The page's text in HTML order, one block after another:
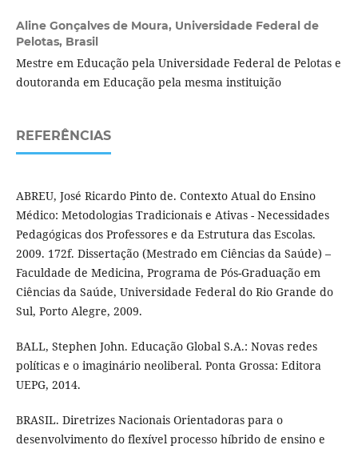
Aline Gonçalves de Moura, Universidade Federal de
Pelotas, Brasil
Mestre em Educação pela Universidade Federal de Pelotas e
doutoranda em Educação pela mesma instituição
REFERÊNCIAS
ABREU, José Ricardo Pinto de. Contexto Atual do Ensino
Médico: Metodologias Tradicionais e Ativas - Necessidades
Pedagógicas dos Professores e da Estrutura das Escolas.
2009. 172f. Dissertação (Mestrado em Ciências da Saúde) –
Faculdade de Medicina, Programa de Pós-Graduação em
Ciências da Saúde, Universidade Federal do Rio Grande do
Sul, Porto Alegre, 2009.
BALL, Stephen John. Educação Global S.A.: Novas redes
políticas e o imaginário neoliberal. Ponta Grossa: Editora
UEPG, 2014.
BRASIL. Diretrizes Nacionais Orientadoras para o
desenvolvimento do flexível processo híbrido de ensino e